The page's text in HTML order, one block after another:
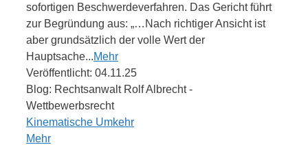
sofortigen Beschwerdeverfahren. Das Gericht führt
zur Begründung aus: „…Nach richtiger Ansicht ist
aber grundsätzlich der volle Wert der
Hauptsache...Mehr
Veröffentlicht: 04.11.25
Blog: Rechtsanwalt Rolf Albrecht -
Wettbewerbsrecht
Kinematische Umkehr
Mehr